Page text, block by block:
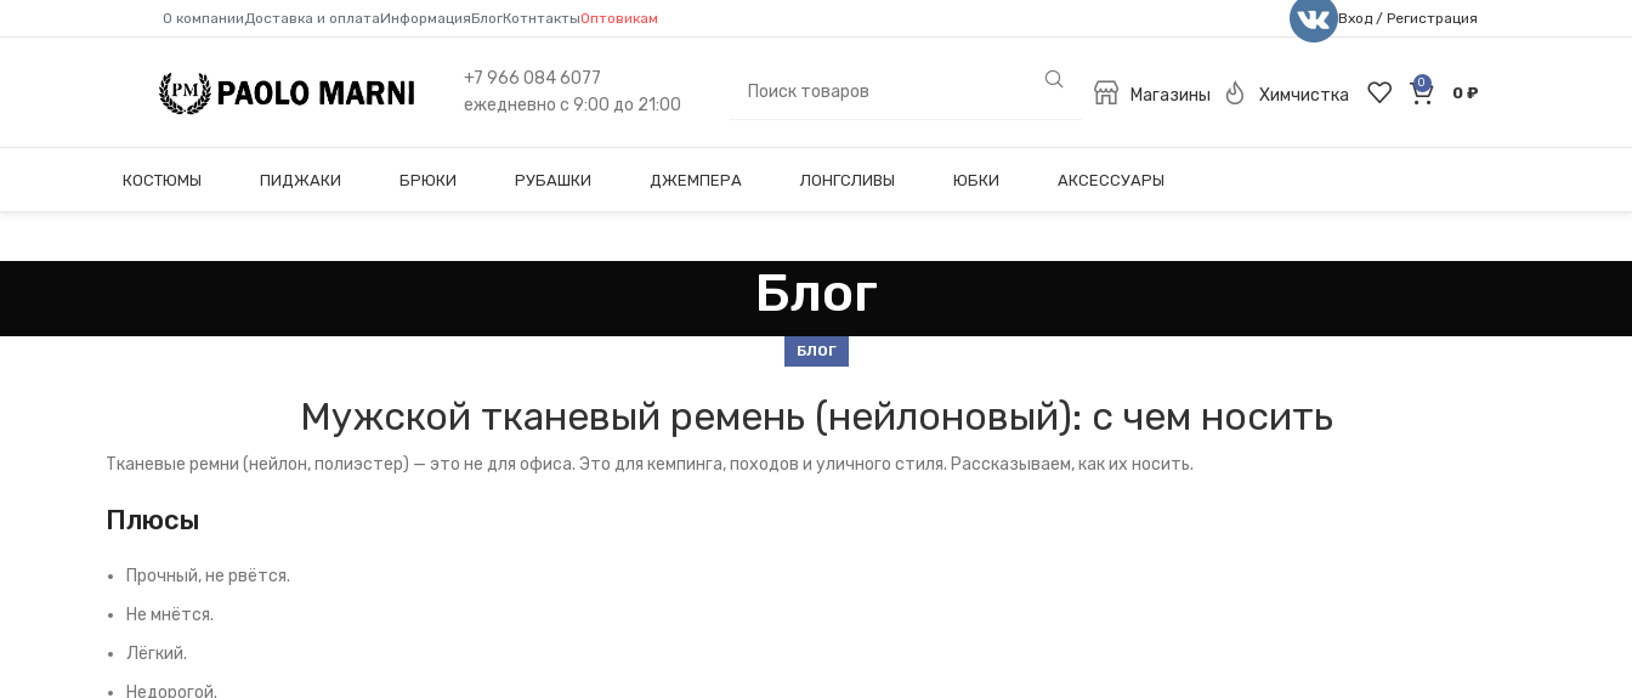
О компанииДоставка и оплатаИнформацияБлогКотнтактыОптовикам Вход / Регистрация
+7 966 084 6077
ежедневно с 9:00 до 21:00
Магазины Химчистка
0
0 ₽
КОСТЮМЫ ПИДЖАКИ БРЮКИ РУБАШКИ ДЖЕМПЕРА ЛОНГСЛИВЫ ЮБКИ АКСЕССУАРЫ
Блог
БЛОГ
Мужской тканевый ремень (нейлоновый): с чем носить
Тканевые ремни (нейлон, полиэстер) — это не для офиса. Это для кемпинга, походов и уличного стиля. Рассказываем, как их носить.
Плюсы
Прочный, не рвётся.
Не мнётся.
Лёгкий.
Недорогой.